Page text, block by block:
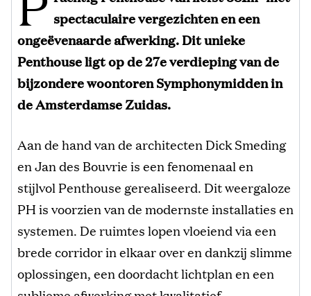
spectaculaire vergezichten en een
ongeëvenaarde afwerking. Dit unieke
Penthouse ligt op de 27e verdieping van de
bijzondere woontoren Symphonymidden in
de Amsterdamse Zuidas.
Aan de hand van de architecten Dick Smeding
en Jan des Bouvrie is een fenomenaal en
stijlvol Penthouse gerealiseerd. Dit weergaloze
PH is voorzien van de modernste installaties en
systemen. De ruimtes lopen vloeiend via een
brede corridor in elkaar over en dankzij slimme
oplossingen, een doordacht lichtplan en een